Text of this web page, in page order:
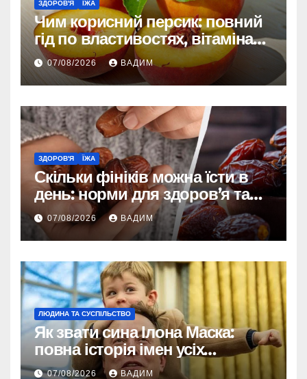
ЗДОРОВ'Я ЇЖА
Чим корисний персик: повний
гід по властивостях, вітамінах і
впливі на організм
07/08/2026 ВАДИМ
ЗДОРОВ'Я ЇЖА
Скільки фініків можна їсти в
день: норми для здоров’я та
енергії
07/08/2026 ВАДИМ
ЛЮДИНА ТА СУСПІЛЬСТВО
Як звати сина Ілона Маска:
повна історія імен усіх
хлопчиків мільярдера
07/08/2026 ВАДИМ